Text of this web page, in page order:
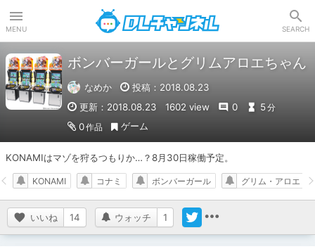
MENU SEARCH
ボンバーガールとグリムアロエちゃん
なめか
投稿：2018.08.23
更新：2018.08.23
1602 view 0 5分
0作品 ゲーム
KONAMIはマゾを狩るつもりか…？8月30日稼働予定。
いいね 14 ウォッチ 1
KONAMI コナミ ボンバーガール グリム・アロエ